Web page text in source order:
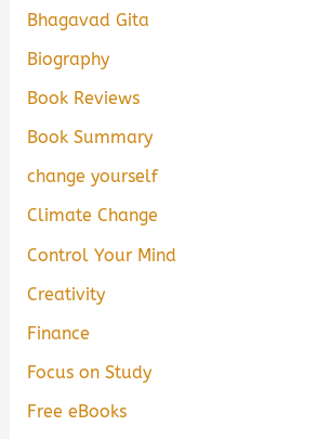
Bhagavad Gita
Biography
Book Reviews
Book Summary
change yourself
Climate Change
Control Your Mind
Creativity
Finance
Focus on Study
Free eBooks